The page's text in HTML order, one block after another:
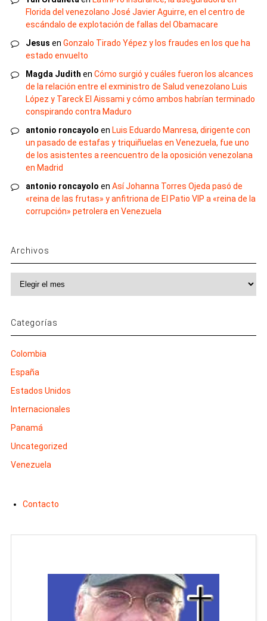
Florida del venezolano José Javier Aguirre, en el centro de
escándalo de explotación de fallas del Obamacare
Jesus en Gonzalo Tirado Yépez y los fraudes en los que ha
estado envuelto
Magda Judith en Cómo surgió y cuáles fueron los alcances
de la relación entre el exministro de Salud venezolano Luis
López y Tareck El Aissami y cómo ambos habrían terminado
conspirando contra Maduro
antonio roncayolo en Luis Eduardo Manresa, dirigente con
un pasado de estafas y triquiñuelas en Venezuela, fue uno
de los asistentes a reencuentro de la oposición venezolana
en Madrid
antonio roncayolo en Así Johanna Torres Ojeda pasó de
«reina de las frutas» y anfitriona de El Patio VIP a «reina de la
corrupción» petrolera en Venezuela
Archivos
Categorías
Colombia
España
Estados Unidos
Internacionales
Panamá
Uncategorized
Venezuela
Contacto